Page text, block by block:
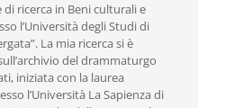
ricerca in Beni culturali e
l’Università degli Studi di
La mia ricerca si è
del drammaturgo
iniziata con la laurea
l’Università La Sapienza di